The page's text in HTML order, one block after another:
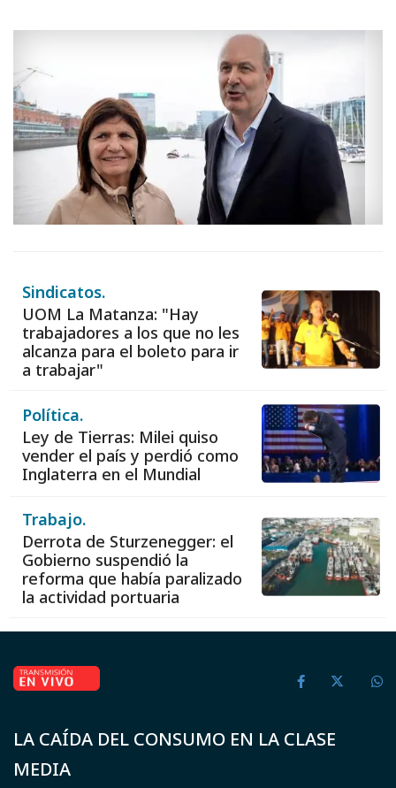
Sindicatos.
UOM La Matanza: "Hay
trabajadores a los que no les
alcanza para el boleto para ir
a trabajar"
Política.
Ley de Tierras: Milei quiso
vender el país y perdió como
Inglaterra en el Mundial
Trabajo.
Derrota de Sturzenegger: el
Gobierno suspendió la
reforma que había paralizado
la actividad portuaria
LA CAÍDA DEL CONSUMO EN LA CLASE
MEDIA